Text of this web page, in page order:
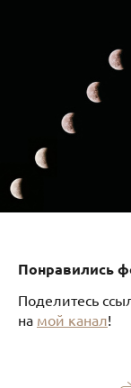
Понравились
Поделитесь
на мой канал!